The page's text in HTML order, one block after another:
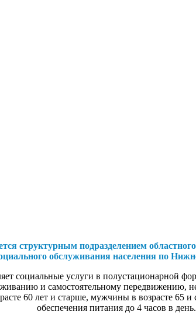
структурным подразделением
обслуживания населения по
социальные услуги в
и самостоятельному
60 лет и старше, мужчины в возрасте 65
обеспечения питания до 4 часов в день.